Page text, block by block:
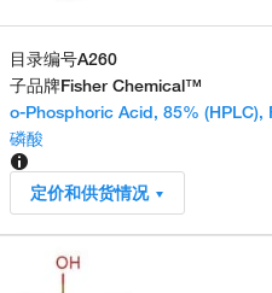
目录编号A260
子品牌Fisher Chemical™
o-Phosphoric Acid, 85% (HPLC),
磷酸
定价和供货情况